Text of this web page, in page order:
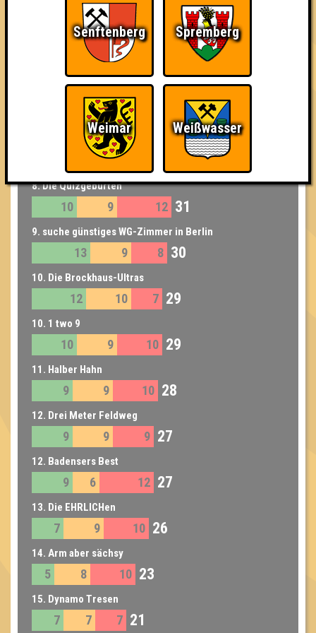
11 9 15 35
5. QuizPR/CAS
11 34
7. Silke sagt Nein!
10 32
8. Die Quizgeburten
10 9 12 31
9. suche günstiges WG-Zimmer in Berlin
13 9 8 30
10. Die Brockhaus-Ultras
12 10 7 29
10. 1 two 9
10 9 10 29
11. Halber Hahn
9 9 10 28
12. Drei Meter Feldweg
9 9 9 27
12. Badensers Best
9 6 12 27
13. Die EHRLICHen
7 9 10 26
14. Arm aber sächsy
5 8 10 23
15. Dynamo Tresen
7 7 7 21
Senftenberg Spremberg
Weimar Weißwasser